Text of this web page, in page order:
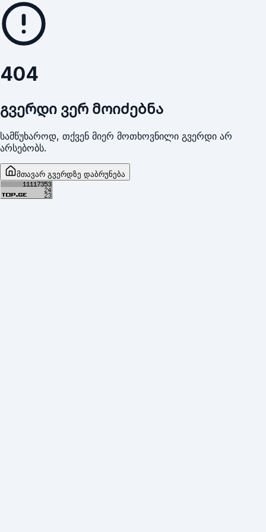
404
გვერდი ვერ მოიძებნა
სამწუხაროდ, თქვენ მიერ მოთხოვნილი გვერდი არ
არსებობს.
მთავარ გვერდზე დაბრუნება